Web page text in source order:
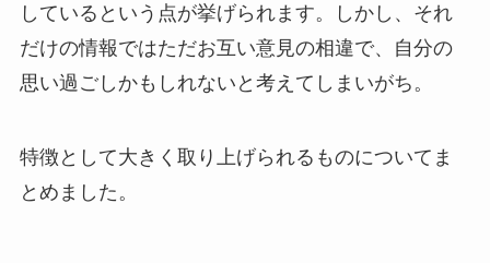
しているという点が挙げられます。しかし、それ
だけの情報ではただお互い意見の相違で、自分の
思い過ごしかもしれないと考えてしまいがち。
特徴として大きく取り上げられるものについてま
とめました。